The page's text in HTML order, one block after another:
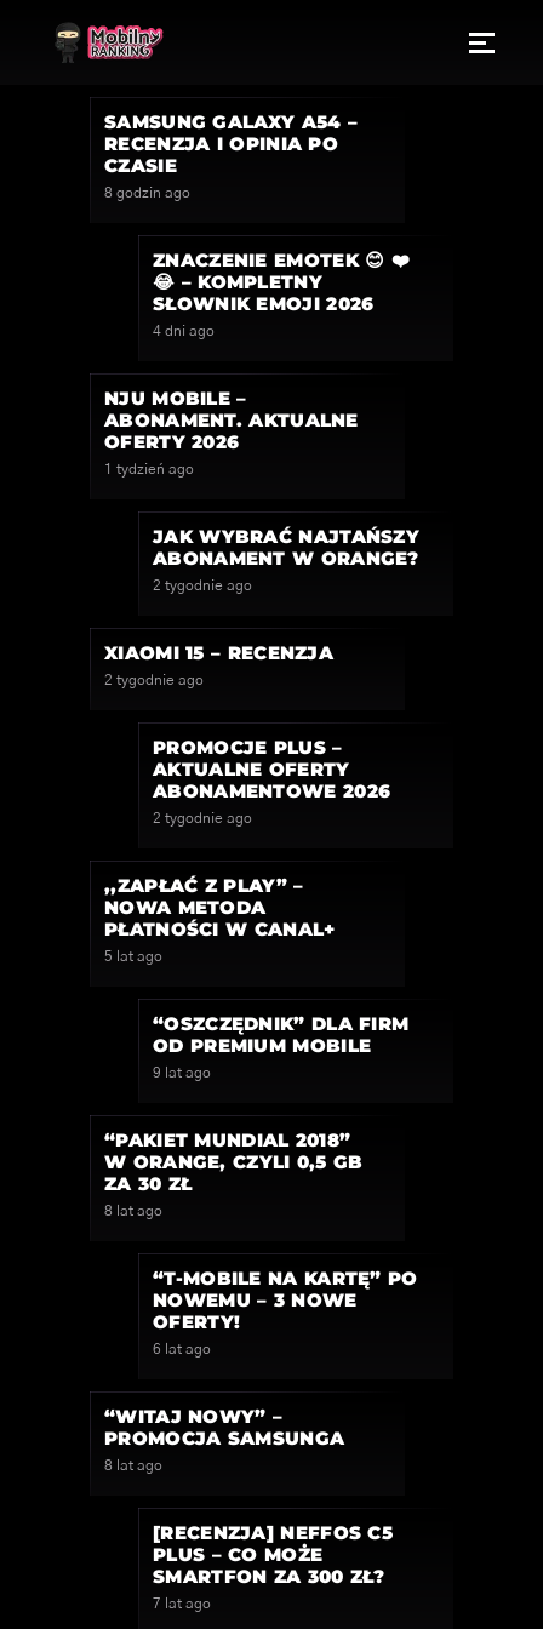
SAMSUNG GALAXY A54 –
RECENZJA I OPINIA PO
CZASIE
8 godzin ago
ZNACZENIE EMOTEK 😊 ❤️
😂 – KOMPLETNY
SŁOWNIK EMOJI 2026
4 dni ago
NJU MOBILE –
ABONAMENT. AKTUALNE
OFERTY 2026
1 tydzień ago
JAK WYBRAĆ NAJTAŃSZY
ABONAMENT W ORANGE?
2 tygodnie ago
XIAOMI 15 – RECENZJA
2 tygodnie ago
PROMOCJE PLUS –
AKTUALNE OFERTY
ABONAMENTOWE 2026
2 tygodnie ago
,,ZAPŁAĆ Z PLAY” –
NOWA METODA
PŁATNOŚCI W CANAL+
5 lat ago
“OSZCZĘDNIK” DLA FIRM
OD PREMIUM MOBILE
9 lat ago
“PAKIET MUNDIAL 2018”
W ORANGE, CZYLI 0,5 GB
ZA 30 ZŁ
8 lat ago
“T-MOBILE NA KARTĘ” PO
NOWEMU – 3 NOWE
OFERTY!
6 lat ago
“WITAJ NOWY” –
PROMOCJA SAMSUNGA
8 lat ago
[RECENZJA] NEFFOS C5
PLUS – CO MOŻE
SMARTFON ZA 300 ZŁ?
7 lat ago